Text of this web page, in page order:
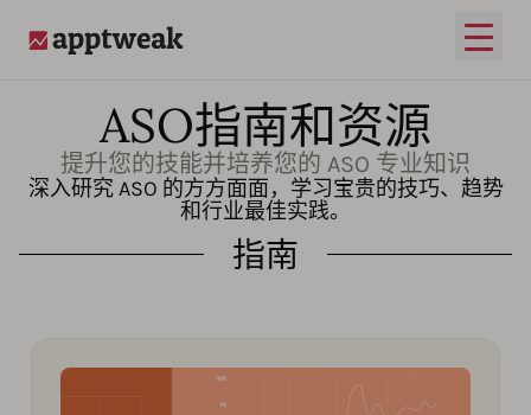
打开
ASO指南和资源
提升您的技能并培养您的 ASO 专业知识
深入研究 ASO 的方方面面，学习宝贵的技巧、趋势
和行业最佳实践。
指南